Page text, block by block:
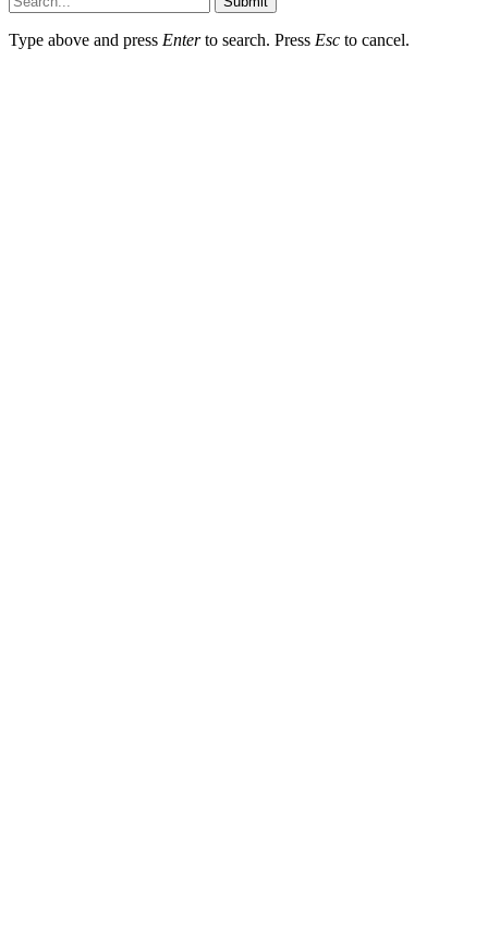
Type above and press Enterto search. Press Esc to cancel.